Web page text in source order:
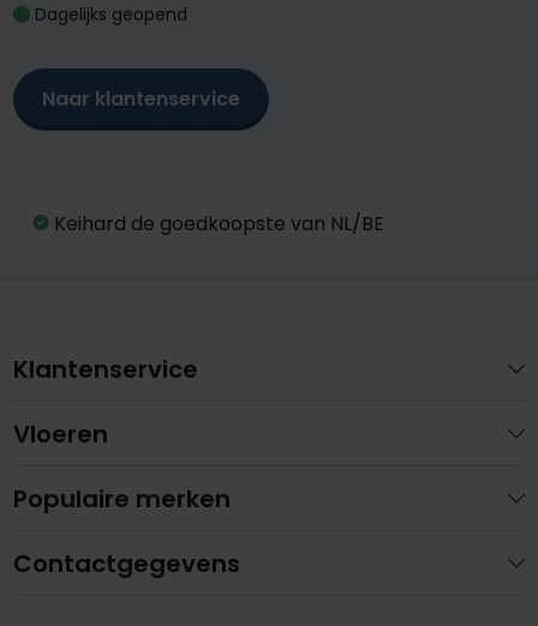
Dagelijks geopend
Naar klantenservice
Keihard de goedkoopste van NL/BE
Contactgegevens
Klantenservice
Vloeren
Populaire merken